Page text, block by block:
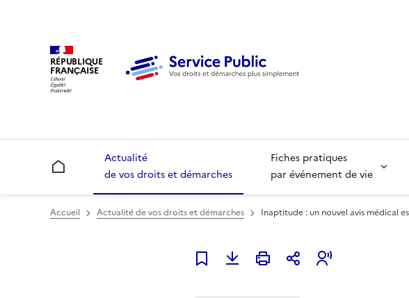
RÉPUBLIQUE
FRANÇAISE
Accueil
Actualité
de vos droits et démarches
Fiches pratiques
par événement de vie
Accueil Actualité de vos droits et démarches Inaptitude : un nouvel avis médical
Ajouter à mes alertes